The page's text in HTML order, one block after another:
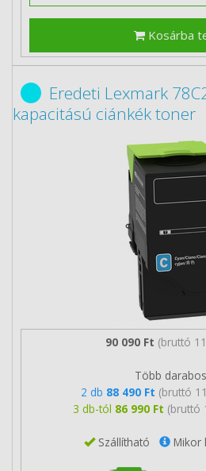
Kosárba
Eredeti Lexmark
kapacitású ciánkék toner
90 090 Ft (bruttó
Több
2 db 88 490 Ft (bruttó
3 db-tól 86 990 Ft (bruttó
Szállítható Mikor